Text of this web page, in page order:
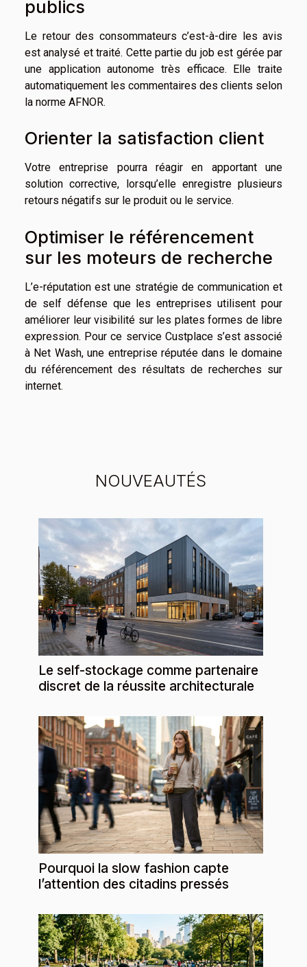
publics
Le retour des consommateurs c’est-à-dire les avis
est analysé et traité. Cette partie du job est gérée par
une application autonome très efficace. Elle traite
automatiquement les commentaires des clients selon
la norme AFNOR.
Orienter la satisfaction client
Votre entreprise pourra réagir en apportant une
solution corrective, lorsqu’elle enregistre plusieurs
retours négatifs sur le produit ou le service.
Optimiser le référencement
sur les moteurs de recherche
L’e-réputation est une stratégie de communication et
de self défense que les entreprises utilisent pour
améliorer leur visibilité sur les plates formes de libre
expression. Pour ce service Custplace s’est associé
à Net Wash, une entreprise réputée dans le domaine
du référencement des résultats de recherches sur
internet.
NOUVEAUTÉS
Le self-stockage comme partenaire
discret de la réussite architecturale
Pourquoi la slow fashion capte
l’attention des citadins pressés